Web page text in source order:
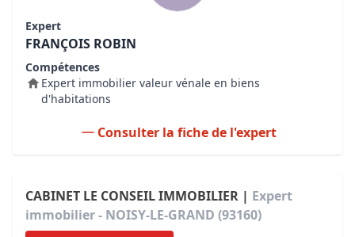
Expert
FRANÇOIS ROBIN
Compétences
Expert immobilier valeur vénale en biens
d'habitations
Consulter la fiche de l'expert
CABINET LE CONSEIL IMMOBILIER | Expert
immobilier - NOISY-LE-GRAND (93160)